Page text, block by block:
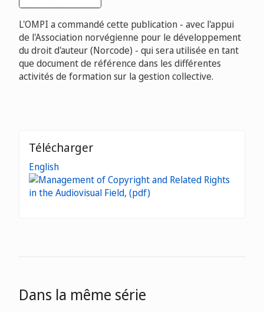
L'OMPI a commandé cette publication - avec l'appui
de l'Association norvégienne pour le développement
du droit d'auteur (Norcode) - qui sera utilisée en tant
que document de référence dans les différentes
activités de formation sur la gestion collective.
Télécharger
English
Dans la même série